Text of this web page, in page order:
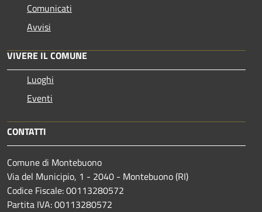
Comunicati
Avvisi
VIVERE IL COMUNE
Luoghi
Eventi
CONTATTI
Comune di Montebuono
Via del Municipio, 1 - 2040 - Montebuono (RI)
Codice Fiscale: 00113280572
Partita IVA: 00113280572